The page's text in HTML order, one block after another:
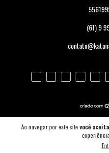
Ao navegar por este site você
(61) 9
Copyright Bushido Brasilis -